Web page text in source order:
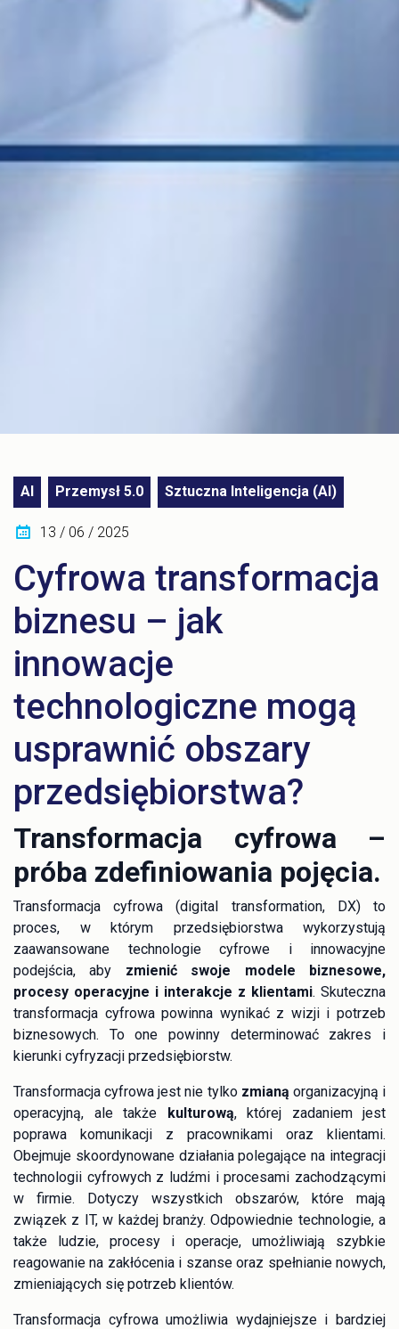
AI Przemysł 5.0 Sztuczna Inteligencja (AI)
13 / 06 / 2025
Cyfrowa transformacja
biznesu – jak
innowacje
technologiczne mogą
usprawnić obszary
przedsiębiorstwa?
Transformacja cyfrowa –
próba zdefiniowania pojęcia.
Transformacja cyfrowa (digital transformation, DX) to
proces, w którym przedsiębiorstwa wykorzystują
zaawansowane technologie cyfrowe i innowacyjne
podejścia, aby zmienić swoje modele biznesowe,
procesy operacyjne i interakcje z klientami. Skuteczna
transformacja cyfrowa powinna wynikać z wizji i potrzeb
biznesowych. To one powinny determinować zakres i
kierunki cyfryzacji przedsiębiorstw.
Transformacja cyfrowa jest nie tylko zmianą organizacyjną i
operacyjną, ale także kulturową, której zadaniem jest
poprawa komunikacji z pracownikami oraz klientami.
Obejmuje skoordynowane działania polegające na integracji
technologii cyfrowych z ludźmi i procesami zachodzącymi
w firmie. Dotyczy wszystkich obszarów, które mają
związek z IT, w każdej branży. Odpowiednie technologie, a
także ludzie, procesy i operacje, umożliwiają szybkie
reagowanie na zakłócenia i szanse oraz spełnianie nowych,
zmieniających się potrzeb klientów.
Transformacja cyfrowa umożliwia wydajniejsze i bardziej